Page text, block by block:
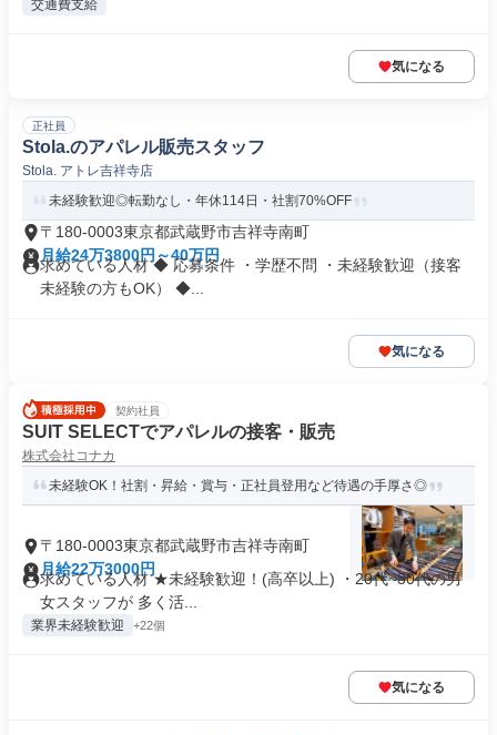
交通費支給
気になる
正社員
Stola.のアパレル販売スタッフ
Stola. アトレ吉祥寺店
未経験歓迎◎転勤なし・年休114日・社割70%OFF
〒180-0003東京都武蔵野市吉祥寺南町
月給24万3800円～40万円
求めている人材 ◆ 応募条件 ・学歴不問 ・未経験歓迎（接客
未経験の方もOK） ◆...
気になる
契約社員
SUIT SELECTでアパレルの接客・販売
株式会社コナカ
未経験OK！社割・昇給・賞与・正社員登用など待遇の手厚さ◎
〒180-0003東京都武蔵野市吉祥寺南町
月給22万3000円
求めている人材 ★未経験歓迎！(高卒以上) ・20代~30代の男
女スタッフが 多く活...
業界未経験歓迎 +22個
気になる